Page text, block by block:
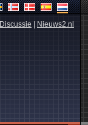
Discussie Nieuws2.nl